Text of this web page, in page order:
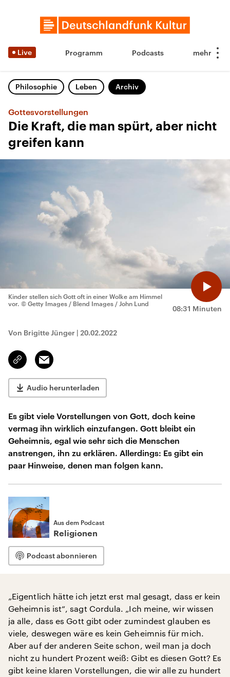
Live Programm Podcasts
Philosophie Leben Archiv
Gottesvorstellungen
Die Kraft, die man spürt, aber nicht
greifen kann
08:31 Minuten
Kinder stellen sich Gott oft in einer Wolke am Himmel
vor. © Getty Images / Blend Images / John Lund
Von Brigitte Jünger | 20.02.2022
Link
kopieren/teilen
Email
Audio herunterladen
Es gibt viele Vorstellungen von Gott, doch keine
vermag ihn wirklich einzufangen. Gott bleibt ein
Geheimnis, egal wie sehr sich die Menschen
anstrengen, ihn zu erklären. Allerdings: Es gibt ein
paar Hinweise, denen man folgen kann.
Aus dem Podcast
Religionen
Podcast abonnieren
„Eigentlich hätte ich jetzt erst mal gesagt, dass er kein
Geheimnis ist“, sagt Cordula. „Ich meine, wir wissen
ja alle, dass es Gott gibt oder zumindest glauben es
viele, deswegen wäre es kein Geheimnis für mich.
Aber auf der anderen Seite schon, weil man ja doch
nicht zu hundert Prozent weiß: Gibt es diesen Gott? Es
gibt keine klaren Vorstellungen, die wir alle zu hundert